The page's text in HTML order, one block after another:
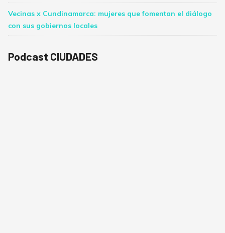
Vecinas x Cundinamarca: mujeres que fomentan el diálogo
con sus gobiernos locales
Podcast CIUDADES